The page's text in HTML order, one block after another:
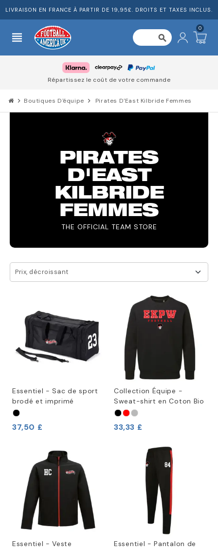
LIVRAISON EN FRANCE À PARTIR DE 19,95£. DROITS ET TAXES INCLUS.
view_headline search
0
Répartissez le coût de votre commande
chevron_right Boutiques D'équipe chevron_right Pirates D'East Kilbride Femmes
PIRATES
D'EAST
KILBRIDE
FEMMES
THE OFFICIAL TEAM STORE
Prix, décroissant
Essentiel - Sac de sport
brodé et imprimé
37,50 £
Collection Équipe -
Sweat-shirt en Coton Bio
33,33 £
Essentiel - Veste
Essentiel - Pantalon de